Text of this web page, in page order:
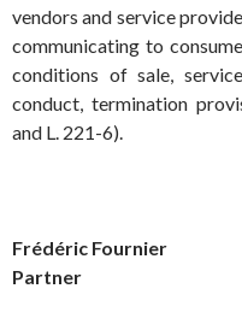
vendors and service
communicating to
conditions of sale,
conduct, termination
and L. 221-6).
Frédéric Fournier
Partner